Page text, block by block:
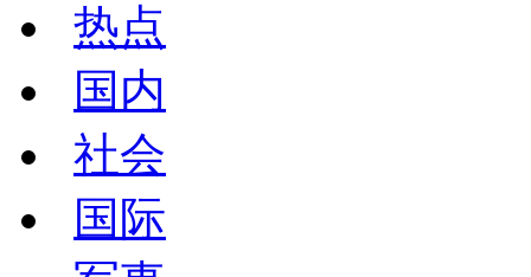
热点
国内
社会
国际